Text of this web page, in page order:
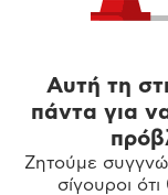
Αυτή τη
πάντα για
Ζητούμε
σίγουροι